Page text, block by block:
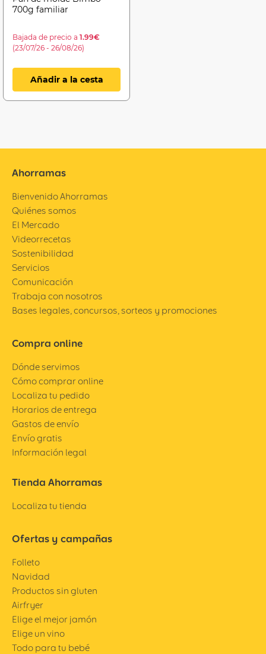
700g familiar
Bajada de precio a 1.99€
(23/07/26 - 26/08/26)
Añadir a la cesta
Ahorramas
Bienvenido Ahorramas
Quiénes somos
El Mercado
Videorrecetas
Sostenibilidad
Servicios
Comunicación
Trabaja con nosotros
Bases legales, concursos, sorteos y promociones
Compra online
Dónde servimos
Cómo comprar online
Localiza tu pedido
Horarios de entrega
Gastos de envío
Envío gratis
Información legal
Tienda Ahorramas
Localiza tu tienda
Ofertas y campañas
Folleto
Navidad
Productos sin gluten
Airfryer
Elige el mejor jamón
Elige un vino
Todo para tu bebé